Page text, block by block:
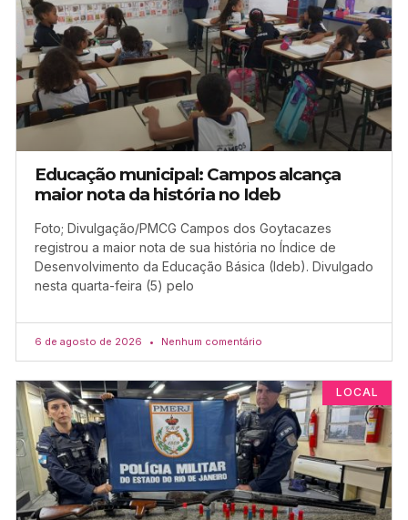
Educação municipal: Campos alcança
maior nota da história no Ideb
Foto; Divulgação/PMCG Campos dos Goytacazes
registrou a maior nota de sua história no Índice de
Desenvolvimento da Educação Básica (Ideb). Divulgado
nesta quarta-feira (5) pelo
6 de agosto de 2026 Nenhum comentário
LOCAL